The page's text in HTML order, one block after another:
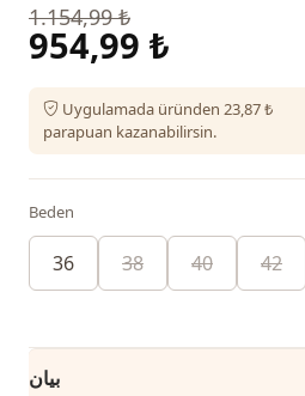
1.154,99 ₺
954,99 ₺
Uygulamada üründen 23,87 ₺
parapuan kazanabilirsin.
Beden
36 38 40 42
بيان